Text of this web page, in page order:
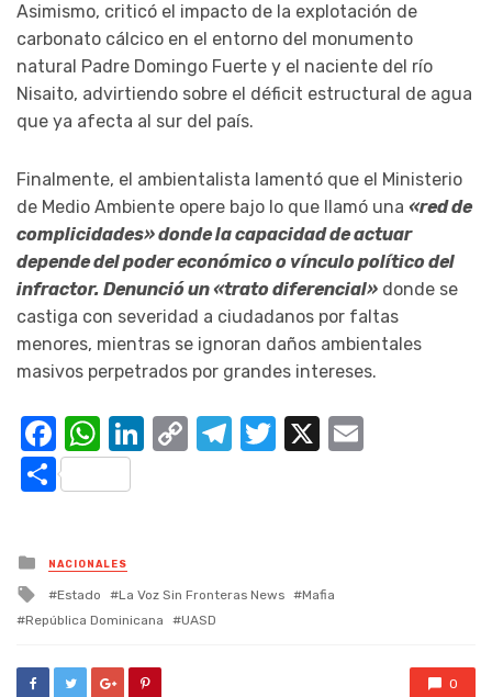
Asimismo, criticó el impacto de la explotación de
carbonato cálcico en el entorno del monumento
natural Padre Domingo Fuerte y el naciente del río
Nisaito, advirtiendo sobre el déficit estructural de agua
que ya afecta al sur del país.
Finalmente, el ambientalista lamentó que el Ministerio
de Medio Ambiente opere bajo lo que llamó una «red de
complicidades» donde la capacidad de actuar
depende del poder económico o vínculo político del
infractor. Denunció un «trato diferencial» donde se
castiga con severidad a ciudadanos por faltas
menores, mientras se ignoran daños ambientales
masivos perpetrados por grandes intereses.
Facebook
WhatsApp
LinkedIn
CopyTelegram
Twitter
X
Compartir
Posted
in
NACIONALES
Tagged
with
Estado La Voz Sin Fronteras News
Mafia
República Dominicana
UASD
0